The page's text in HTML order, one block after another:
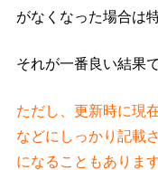
がなくなった場合は
それが一番良い結果で
ただし、更新時に現
などにしっかり記載
になることもありま